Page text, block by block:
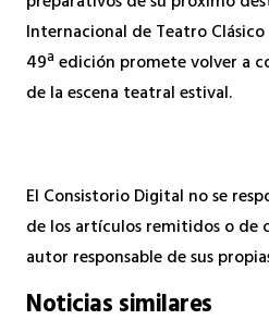
Internacional de Teatro
49ª edición promete volver a
de la escena teatral estival.
El Consistorio Digital no se
de los artículos remitidos o de
autor responsable de sus
Noticias similares